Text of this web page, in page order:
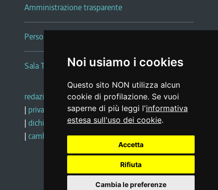
Noi usiamo i cookies
Questo sito NON utilizza alcun
cookie di profilazione. Se vuoi
saperne di più leggi l'informativa
estesa sull'uso dei cookie.
Accetta
Rifiuta
Cambia le preferenze
Amministrazione trasparente
Persone e Uffici
Sala Tiziano Tessitori
redazione web |note legali |glossario
| privacy
social media policy
| dichiarazione di accessibilità |feedback
| cambio preferenze cookie
Realizzato da